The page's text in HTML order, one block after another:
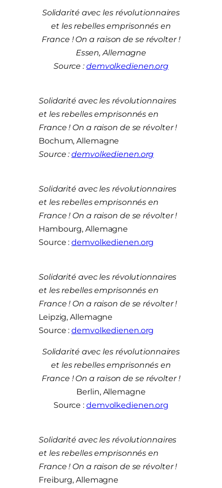
Solidarité avec les révolutionnaires
et les rebelles emprisonnés en
France ! On a raison de se révolter !
Essen, Allemagne
Source :demvolkedienen.org
Solidarité avec les révolutionnaires
et les rebelles emprisonnés en
France ! On a raison de se révolter !
Bochum, Allemagne
Source :demvolkedienen.org
Solidarité avec les révolutionnaires
et les rebelles emprisonnés en
France ! On a raison de se révolter !
Hambourg, Allemagne
Source :demvolkedienen.org
Solidarité avec les révolutionnaires
et les rebelles emprisonnés en
France ! On a raison de se révolter !
Leipzig, Allemagne
Source :demvolkedienen.org
Solidarité avec les révolutionnaires
et les rebelles emprisonnés en
France ! On a raison de se révolter !
Berlin, Allemagne
Source : demvolkedienen.org
Solidarité avec les révolutionnaires
et les rebelles emprisonnés en
France ! On a raison de se révolter !
Freiburg, Allemagne